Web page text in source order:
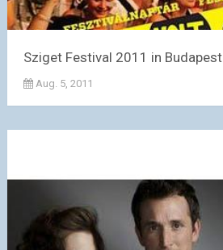
Sziget Festival 2011 in Budapest
Aug. 5, 2011